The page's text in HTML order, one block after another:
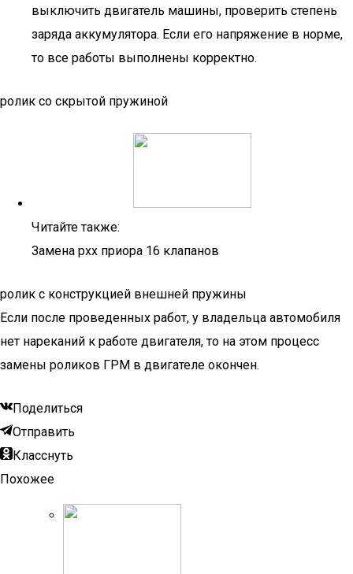
выключить двигатель машины, проверить степень
заряда аккумулятора. Если его напряжение в норме,
то все работы выполнены корректно.
ролик со скрытой пружиной
Читайте также:
Замена рхх приора 16 клапанов
ролик с конструкцией внешней пружины
Если после проведенных работ, у владельца автомобиля
нет нареканий к работе двигателя, то на этом процесс
замены роликов ГРМ в двигателе окончен.
Поделиться
Отправить
Класснуть
Похожее